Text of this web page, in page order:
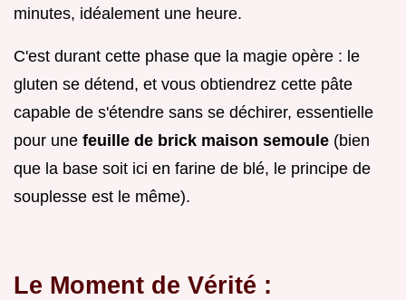
minutes, idéalement une heure.
C'est durant cette phase que la magie opère : le
gluten se détend, et vous obtiendrez cette pâte
capable de s'étendre sans se déchirer, essentielle
pour une feuille de brick maison semoule (bien
que la base soit ici en farine de blé, le principe de
souplesse est le même).
Le Moment de Vérité :